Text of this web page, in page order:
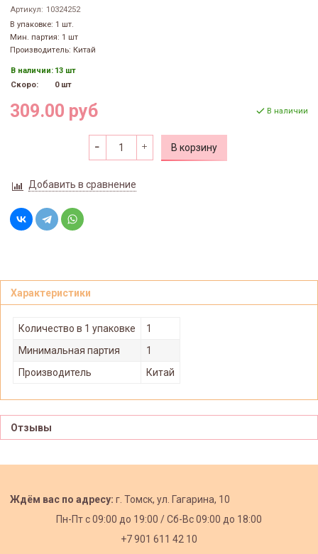
Артикул: 10324252
В упаковке: 1 шт.
Мин. партия: 1 шт
Производитель: Китай
В наличии: 13 шт
Скоро:
0 шт
309.00 руб В наличии
В корзину
Добавить в сравнение
Характеристики
Количество в 1 упаковке
1
Минимальная партия
1
Производитель
Китай
Отзывы
Ждём вас по адресу: г. Томск, ул. Гагарина, 10
Пн-Пт с09:00 до 19:00 /Сб-Вс 09:00 до 18:00
+7 901 611 42 10